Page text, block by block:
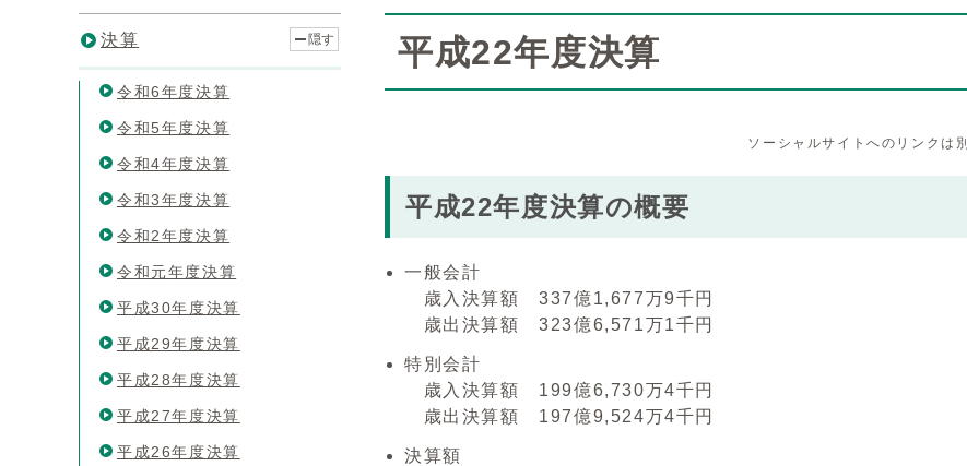
平成22年度決算
ソーシャルサイトへのリンクは
平成22年度決算の概要
一般会計
歳入決算額 337億1,677万9千円
歳出決算額 323億6,571万1千円
特別会計
歳入決算額 199億6,730万4千円
歳出決算額 197億9,524万4千円
決算額
決算 隠す
令和6年度決算
令和5年度決算
令和4年度決算
令和3年度決算
令和2年度決算
令和元年度決算
平成30年度決算
平成29年度決算
平成28年度決算
平成27年度決算
平成26年度決算